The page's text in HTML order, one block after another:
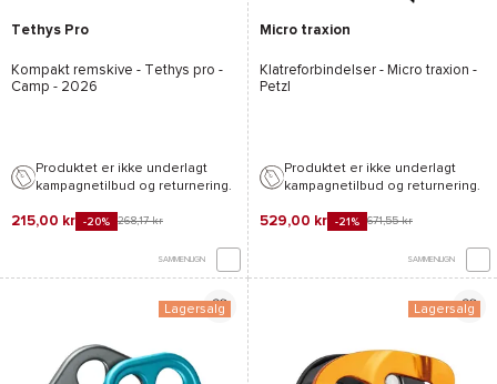
Tethys Pro
Kompakt remskive -
Tethys pro -
Camp - 2026
Produktet er ikke underlagt
kampagnetilbud og returnering.
215,00 kr -20% 268,17 kr
SAMMENLIGN
Micro traxion
Klatreforbindelser - Micro traxion -
Petzl
Produktet er ikke underlagt
kampagnetilbud og returnering.
529,00 kr -21% 671,55 kr
SAMMENLIGN
Lagersalg Lagersalg